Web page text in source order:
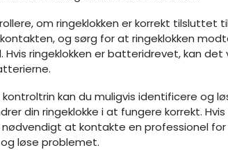
om ringeklokken er korrekt tilsluttet
og sørg for at ringeklokken
ringeklokken er batteridrevet, kan
kan du muligvis identificere og
din ringeklokke i at fungere korrekt.
at kontakte en professionel for
løse problemet.